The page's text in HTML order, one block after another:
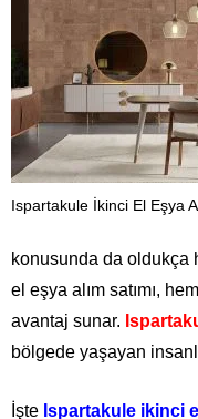
Ispartakule İkinci El Eşya
konusunda da oldukça
el eşya alım satımı,
avantaj sunar.
bölgede yaşayan
İşte Ispartakule ikinci